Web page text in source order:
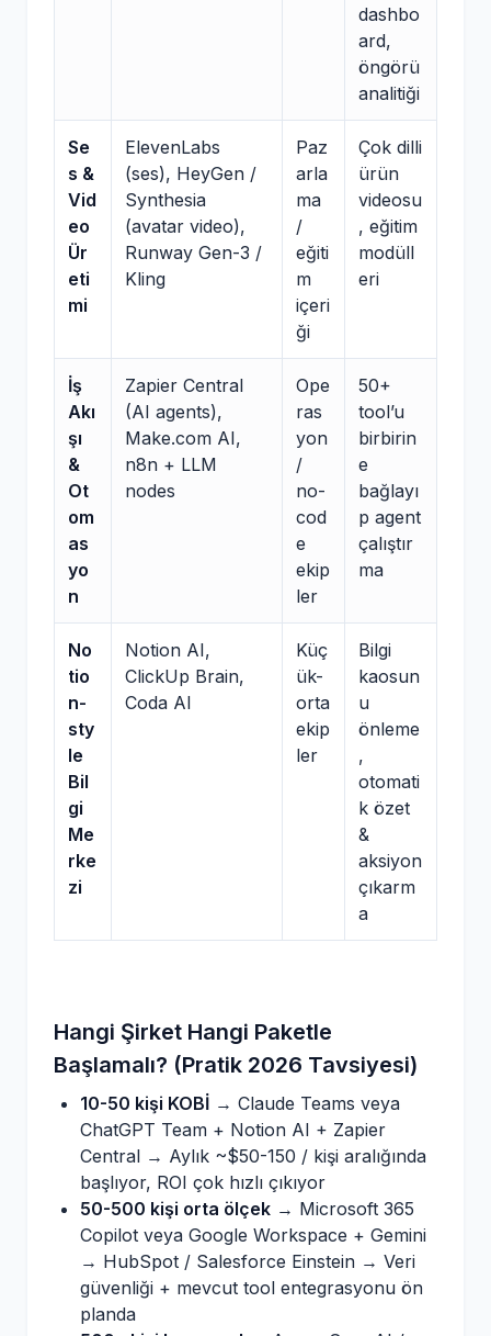
dashbo
ard,
öngörü
analitiği
Se
s &
Vid
eo
Ür
eti
mi
ElevenLabs
(ses), HeyGen /
Synthesia
(avatar video),
Runway Gen-3 /
Kling
Paz
arla
ma
/
eğiti
m
içeri
ği
Çok dilli
ürün
videosu
, eğitim
modüll
eri
İş
Akı
şı
&
Ot
om
as
yo
n
Zapier Central
(AI agents),
Make.com AI,
n8n + LLM
nodes
Ope
ras
yon
/
no-
cod
e
ekip
ler
50+
tool’u
birbirin
e
bağlayı
p agent
çalıştır
ma
No
tio
n-
sty
le
Bil
gi
Me
rke
zi
Notion AI,
ClickUp Brain,
Coda AI
Küç
ük-
orta
ekip
ler
Bilgi
kaosun
u
önleme
,
otomati
k özet
&
aksiyon
çıkarm
a
Hangi Şirket Hangi Paketle
Başlamalı? (Pratik 2026 Tavsiyesi)
10-50 kişi KOBİ → Claude Teams veya
ChatGPT Team + Notion AI + Zapier
Central → Aylık ~$50-150 / kişi aralığında
başlıyor, ROI çok hızlı çıkıyor
50-500 kişi orta ölçek → Microsoft 365
Copilot veya Google Workspace + Gemini
→ HubSpot / Salesforce Einstein → Veri
güvenliği + mevcut tool entegrasyonu ön
planda